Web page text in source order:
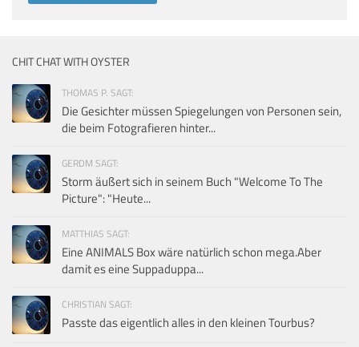
CHIT CHAT WITH OYSTER
THOMAS P. SAGT:
Die Gesichter müssen Spiegelungen von Personen sein,
die beim Fotografieren hinter...
GERDM SAGT:
Storm äußert sich in seinem Buch "Welcome To The
Picture": "Heute...
MATTHIAS SAGT:
Eine ANIMALS Box wäre natürlich schon mega.Aber
damit es eine Suppaduppa...
CHRISTIAN SAGT:
Passte das eigentlich alles in den kleinen Tourbus?